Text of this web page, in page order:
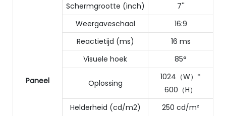
Paneel
Schermgrootte (inch)
7''
Weergaveschaal
16:9
Reactietijd (ms)
16 ms
Visuele hoek
85°
Oplossing
1024（W）*
600（H）
Helderheid (cd/m2)
250 cd/m²